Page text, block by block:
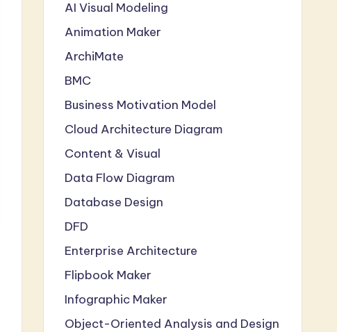
AI Visual Modeling
Animation Maker
ArchiMate
BMC
Business Motivation Model
Cloud Architecture Diagram
Content & Visual
Data Flow Diagram
Database Design
DFD
Enterprise Architecture
Flipbook Maker
Infographic Maker
Object-Oriented Analysis and Design